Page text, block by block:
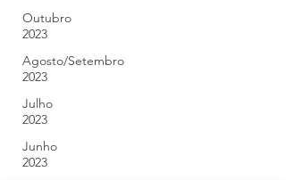
Outubro
2023
Agosto/Setembro
2023
Julho
2023
Junho
2023